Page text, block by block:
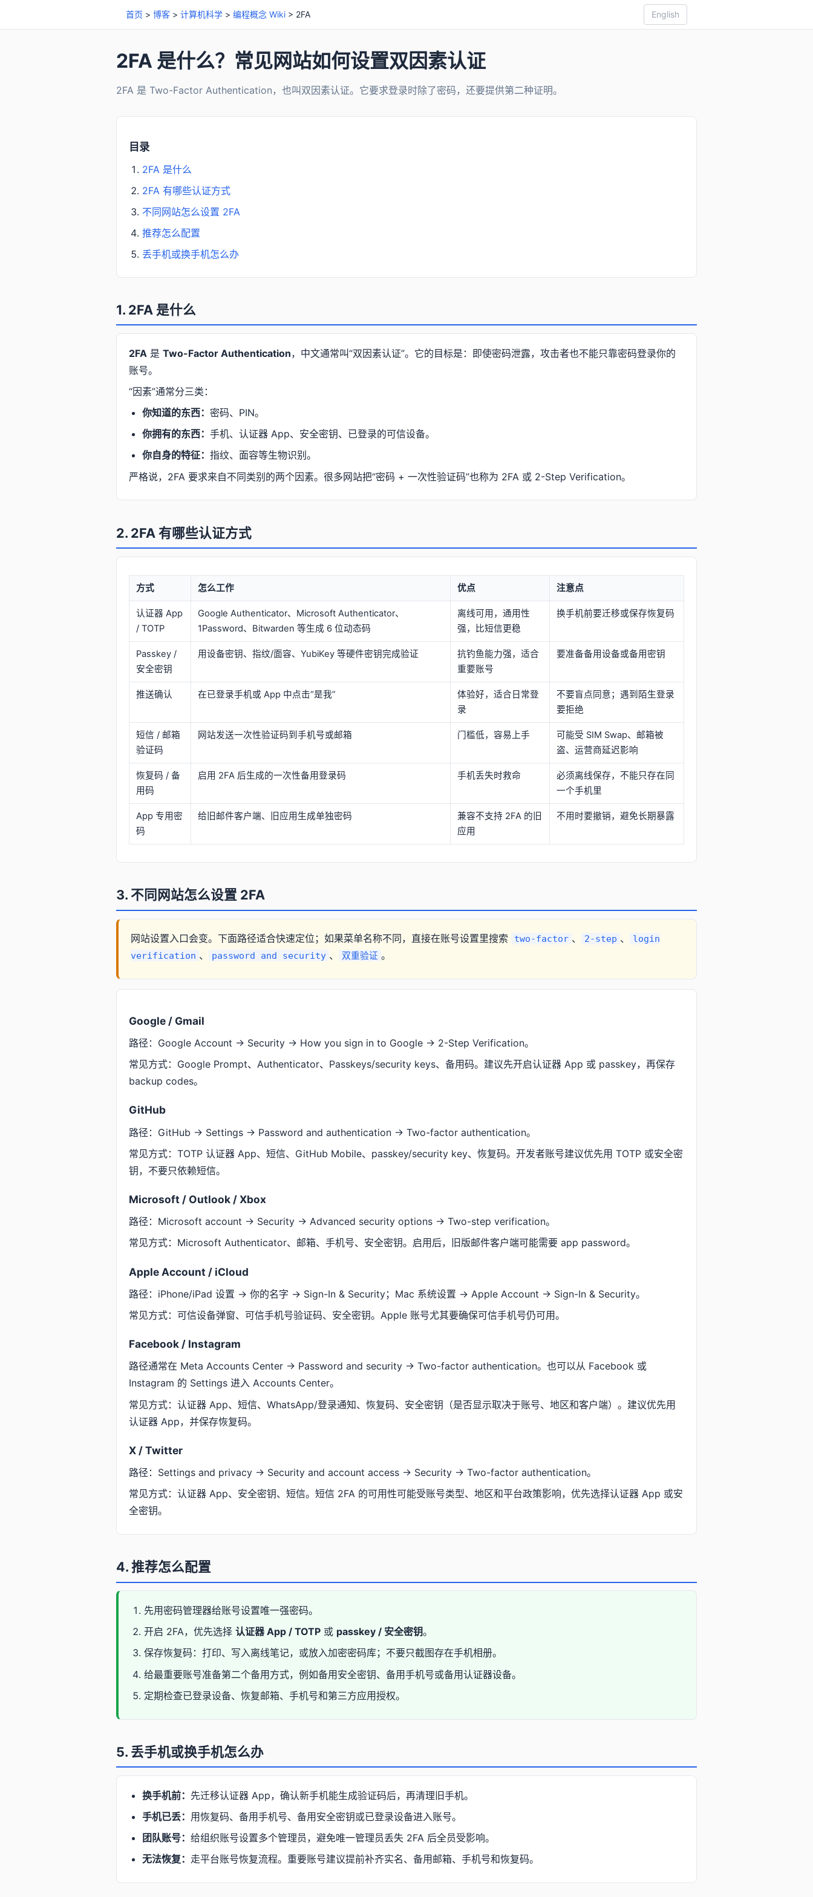
首页 > 博客 > 计算机科学 > 编程概念 Wiki > 2FA English
2FA 是什么？常见网站如何设置双因素认证
2FA 是 Two-Factor Authentication，也叫双因素认证。它要求登录时除了密码，还要提供第二种证明。
目录
2FA 是什么
2FA 有哪些认证方式
不同网站怎么设置 2FA
推荐怎么配置
丢手机或换手机怎么办
1. 2FA 是什么
2FA 是 Two-Factor Authentication，中文通常叫“双因素认证”。它的目标是：即使密码泄露，攻击者也不能只靠密码登录你的
账号。
“因素”通常分三类：
你知道的东西： 密码、PIN。
你拥有的东西：手机、认证器 App、安全密钥、已登录的可信设备。
你自身的特征：指纹、面容等生物识别。
严格说，2FA 要求来自不同类别的两个因素。很多网站把“密码 + 一次性验证码”也称为 2FA 或 2-Step Verification。
2. 2FA 有哪些认证方式
方式 怎么工作 优点 注意点
认证器 App
/ TOTP
Google Authenticator、Microsoft Authenticator、
1Password、Bitwarden 等生成 6 位动态码
离线可用，通用性
强，比短信更稳
换手机前要迁移或保存恢复码
Passkey /
安全密钥
用设备密钥、指纹/面容、YubiKey 等硬件密钥完成验证
抗钓鱼能力强，适合
重要账号
要准备备用设备或备用密钥
推送确认 在已登录手机或 App 中点击“是我”
体验好，适合日常登
录
不要盲点同意；遇到陌生登录
要拒绝
短信 / 邮箱
验证码
网站发送一次性验证码到手机号或邮箱 门槛低，容易上手
可能受 SIM Swap、邮箱被
盗、运营商延迟影响
恢复码 / 备
用码
启用 2FA 后生成的一次性备用登录码 手机丢失时救命
必须离线保存，不能只存在同
一个手机里
App 专用密
码
给旧邮件客户端、旧应用生成单独密码
兼容不支持 2FA 的旧
应用
不用时要撤销，避免长期暴露
3. 不同网站怎么设置 2FA
网站设置入口会变。下面路径适合快速定位；如果菜单名称不同，直接在账号设置里搜索 two-factor 、 2-step 、
login
verification 、 password and security 、 双重验证 。
Google / Gmail
路径：Google Account → Security → How you sign in to Google → 2-Step Verification。
常见方式：Google Prompt、Authenticator、Passkeys/security keys、备用码。建议先开启认证器 App 或 passkey，再保存
backup codes。
GitHub
路径：GitHub → Settings → Password and authentication → Two-factor authentication。
常见方式：TOTP 认证器 App、短信、GitHub Mobile、passkey/security key、恢复码。开发者账号建议优先用 TOTP 或安全密
钥，不要只依赖短信。
Microsoft / Outlook / Xbox
路径：Microsoft account → Security → Advanced security options → Two-step verification。
常见方式：Microsoft Authenticator、邮箱、手机号、安全密钥。启用后，旧版邮件客户端可能需要 app password。
Apple Account / iCloud
路径：iPhone/iPad 设置 → 你的名字 → Sign-In & Security；Mac 系统设置 → Apple Account → Sign-In & Security。
常见方式：可信设备弹窗、可信手机号验证码、安全密钥。Apple 账号尤其要确保可信手机号仍可用。
Facebook / Instagram
路径通常在 Meta Accounts Center → Password and security → Two-factor authentication。也可以从 Facebook 或
Instagram 的 Settings 进入 Accounts Center。
常见方式：认证器 App、短信、WhatsApp/登录通知、恢复码、安全密钥（是否显示取决于账号、地区和客户端）。建议优先用
认证器 App，并保存恢复码。
X / Twitter
路径：Settings and privacy → Security and account access → Security → Two-factor authentication。
常见方式：认证器 App、安全密钥、短信。短信 2FA 的可用性可能受账号类型、地区和平台政策影响，优先选择认证器 App 或安
全密钥。
4. 推荐怎么配置
先用密码管理器给账号设置唯一强密码。
开启 2FA，优先选择认证器 App / TOTP 或 passkey / 安全密钥。
保存恢复码：打印、写入离线笔记，或放入加密密码库；不要只截图存在手机相册。
给最重要账号准备第二个备用方式，例如备用安全密钥、备用手机号或备用认证器设备。
定期检查已登录设备、恢复邮箱、手机号和第三方应用授权。
5. 丢手机或换手机怎么办
换手机前： 先迁移认证器 App，确认新手机能生成验证码后，再清理旧手机。
手机已丢： 用恢复码、备用手机号、备用安全密钥或已登录设备进入账号。
团队账号：给组织账号设置多个管理员，避免唯一管理员丢失 2FA 后全员受影响。
无法恢复： 走平台账号恢复流程。重要账号建议提前补齐实名、备用邮箱、手机号和恢复码。